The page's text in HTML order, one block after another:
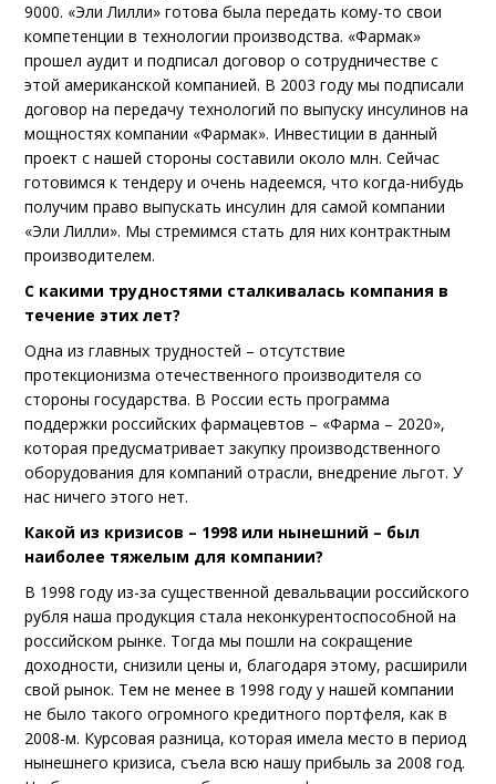
9000. «Эли Лилли» готова была передать кому-то свои
компетенции в технологии производства. «Фармак»
прошел аудит и подписал договор о сотрудничестве с
этой американской компанией. В 2003 году мы подписали
договор на передачу технологий по выпуску инсулинов на
мощностях компании «Фармак». Инвестиции в данный
проект с нашей стороны составили около млн. Сейчас
готовимся к тендеру и очень надеемся, что когда-нибудь
получим право выпускать инсулин для самой компании
«Эли Лилли». Мы стремимся стать для них контрактным
производителем.
С какими трудностями сталкивалась компания в
течение этих лет?
Одна из главных трудностей – отсутствие
протекционизма отечественного производителя со
стороны государства. В России есть программа
поддержки российских фармацевтов – «Фарма – 2020»,
которая предусматривает закупку производственного
оборудования для компаний отрасли, внедрение льгот. У
нас ничего этого нет.
Какой из кризисов – 1998 или нынешний – был
наиболее тяжелым для компании?
В 1998 году из-за существенной девальвации российского
рубля наша продукция стала неконкурентоспособной на
российском рынке. Тогда мы пошли на сокращение
доходности, снизили цены и, благодаря этому, расширили
свой рынок. Тем не менее в 1998 году у нашей компании
не было такого огромного кредитного портфеля, как в
2008-м. Курсовая разница, которая имела место в период
нынешнего кризиса, съела всю нашу прибыль за 2008 год.